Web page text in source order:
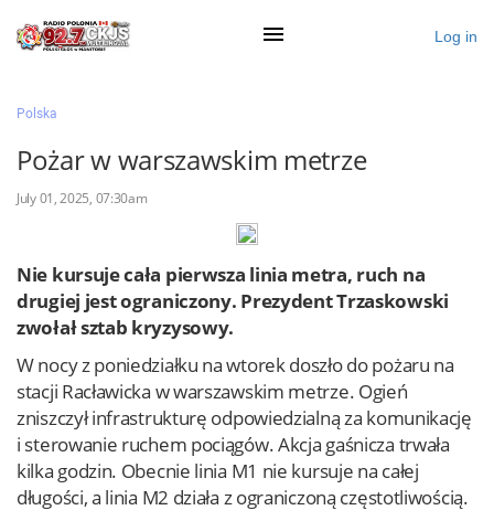
Ogłoś się
Zaloguj przez Clascal
Log in
Polska
Pożar w warszawskim metrze
July 01, 2025, 07:30am
Nie kursuje cała pierwsza linia metra, ruch na
drugiej jest ograniczony. Prezydent Trzaskowski
zwołał sztab kryzysowy.
W nocy z poniedziałku na wtorek doszło do pożaru na
stacji Racławicka w warszawskim metrze. Ogień
zniszczył infrastrukturę odpowiedzialną za komunikację
i sterowanie ruchem pociągów. Akcja gaśnicza trwała
kilka godzin. Obecnie linia M1 nie kursuje na całej
długości, a linia M2 działa z ograniczoną częstotliwością.